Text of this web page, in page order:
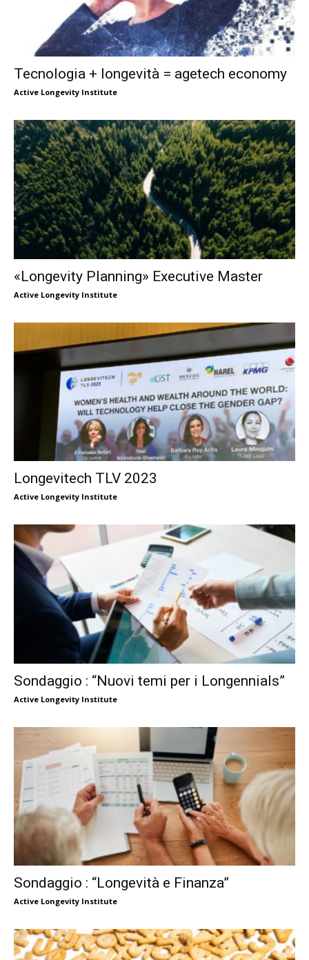
Tecnologia + longevità = agetech economy
Active Longevity Institute
«Longevity Planning» Executive Master
Active Longevity Institute
Longevitech TLV 2023
Active Longevity Institute
Sondaggio : “Nuovi temi per i Longennials”
Active Longevity Institute
Sondaggio : “Longevità e Finanza”
Active Longevity Institute